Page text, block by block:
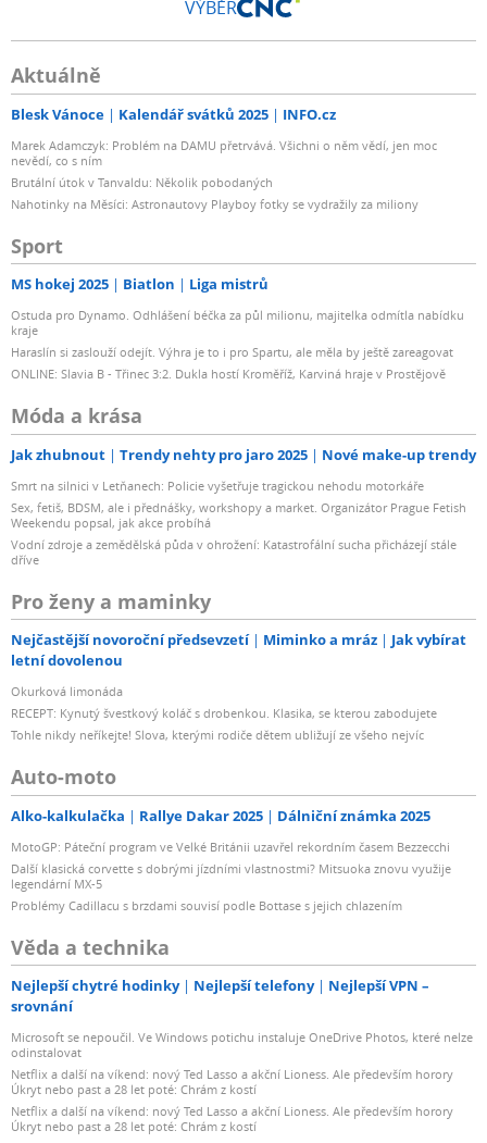
VÝBĚR
Aktuálně
Blesk Vánoce Kalendář svátků 2025 INFO.cz
Marek Adamczyk: Problém na DAMU přetrvává. Všichni o něm vědí, jen moc
nevědí, co s ním
Brutální útok v Tanvaldu: Několik pobodaných
Nahotinky na Měsíci: Astronautovy Playboy fotky se vydražily za miliony
Sport
MS hokej 2025 Biatlon Liga mistrů
Ostuda pro Dynamo. Odhlášení béčka za půl milionu, majitelka odmítla nabídku
kraje
Haraslín si zaslouží odejít. Výhra je to i pro Spartu, ale měla by ještě zareagovat
ONLINE: Slavia B - Třinec 3:2. Dukla hostí Kroměříž, Karviná hraje v Prostějově
Móda a krása
Jak zhubnout Trendy nehty pro jaro 2025 Nové make-up trendy
Smrt na silnici v Letňanech: Policie vyšetřuje tragickou nehodu motorkáře
Sex, fetiš, BDSM, ale i přednášky, workshopy a market. Organizátor Prague Fetish
Weekendu popsal, jak akce probíhá
Vodní zdroje a zemědělská půda v ohrožení: Katastrofální sucha přicházejí stále
dříve
Pro ženy a maminky
Nejčastější novoroční předsevzetí Miminko a mráz
Jak vybírat
letní dovolenou
Okurková limonáda
RECEPT: Kynutý švestkový koláč s drobenkou. Klasika, se kterou zabodujete
Tohle nikdy neříkejte! Slova, kterými rodiče dětem ubližují ze všeho nejvíc
Auto-moto
Alko-kalkulačka Rallye Dakar 2025 Dálniční známka 2025
MotoGP: Páteční program ve Velké Británii uzavřel rekordním časem Bezzecchi
Další klasická corvette s dobrými jízdními vlastnostmi? Mitsuoka znovu využije
legendární MX-5
Problémy Cadillacu s brzdami souvisí podle Bottase s jejich chlazením
Věda a technika
Nejlepší chytré hodinky Nejlepší telefony
Nejlepší VPN –
srovnání
Microsoft se nepoučil. Ve Windows potichu instaluje OneDrive Photos, které nelze
odinstalovat
Netflix a další na víkend: nový Ted Lasso a akční Lioness. Ale především horory
Úkryt nebo past a 28 let poté: Chrám z kostí
Netflix a další na víkend: nový Ted Lasso a akční Lioness. Ale především horory
Úkryt nebo past a 28 let poté: Chrám z kostí